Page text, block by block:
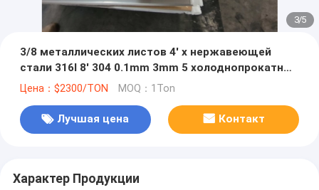
3/5
3/8 металлических листов 4' x нержавеющей
стали 316l 8' 304 0.1mm 3mm 5 холоднопрокатных
Mm
Цена：$2300/TON MOQ：1Ton
Лучшая цена Контакт
Характер Продукции